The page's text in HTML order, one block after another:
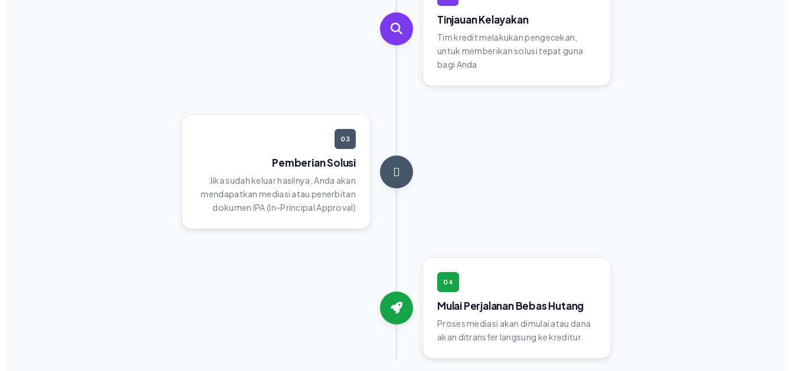
Tinjauan Kelayakan
Tim kredit melakukan pengecekan,
untuk memberikan solusi tepat guna
bagi Anda
03
Pemberian Solusi
Jika sudah keluar hasilnya, Anda akan
mendapatkan mediasi atau penerbitan
dokumen IPA (In-Principal Approval)
04
Mulai Perjalanan Bebas Hutang
Proses mediasi akan dimulai atau dana
akan ditransfer langsung ke kreditur.